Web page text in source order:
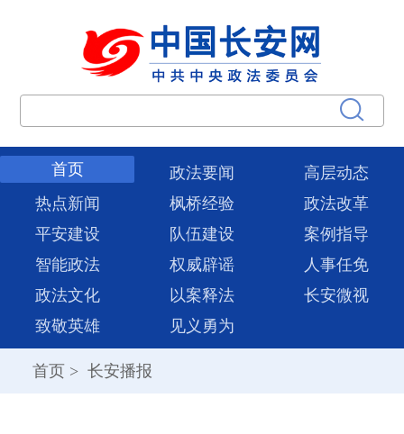
首页 政法要闻
高层动态
热点新闻
枫桥经验
政法改革
平安建设
队伍建设
案例指导
智能政法
权威辟谣
人事任免
政法文化
以案释法
长安微视
致敬英雄
见义勇为
首页 > 长安播报